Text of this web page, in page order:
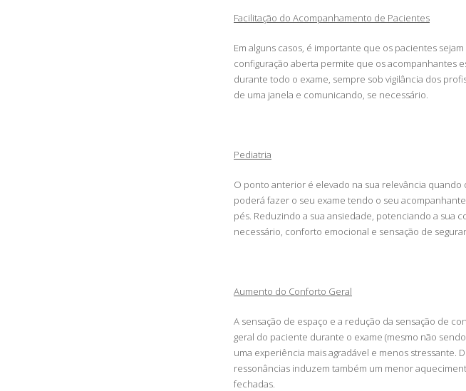
Facilitação do Acompanhamento de Pacientes
Em alguns casos, é importante que os pacientes
configuração aberta permite que os acompanhantes
durante todo o exame, sempre sob vigilância dos
de uma janela e comunicando, se necessário.
Pediatria
O ponto anterior é elevado na sua relevância
poderá fazer o seu exame tendo o seu
pés. Reduzindo a sua ansiedade, potenciando a sua
necessário, conforto emocional e sensação de
Aumento do Conforto Geral
A sensação de espaço e a redução da sensação de
geral do paciente durante o exame (mesmo não
uma experiência mais agradável e menos stressante.
ressonâncias induzem também um menor
fechadas.